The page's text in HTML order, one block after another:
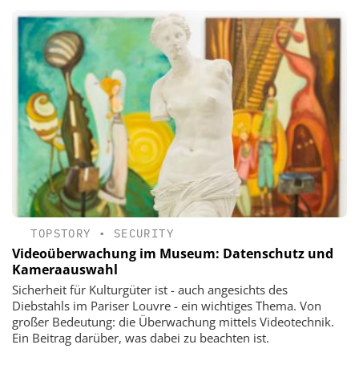
TOPSTORY • SECURITY
Videoüberwachung im Museum: Datenschutz und
Kameraauswahl
Sicherheit für Kulturgüter ist - auch angesichts des
Diebstahls im Pariser Louvre - ein wichtiges Thema. Von
großer Bedeutung: die Überwachung mittels Videotechnik.
Ein Beitrag darüber, was dabei zu beachten ist.